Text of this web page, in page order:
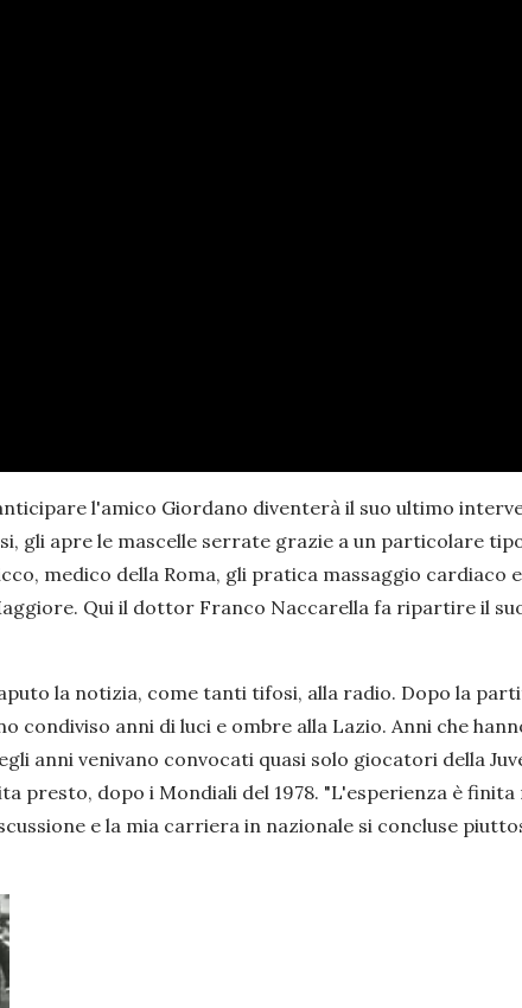
l'amico Giordano diventerà il suo ultimo
gli apre le mascelle serrate grazie a un particolare
medico della Roma, gli pratica massaggio cardiaco
Qui il dottor Franco Naccarella fa ripartire il
la notizia, come tanti tifosi, alla radio. Dopo la
condiviso anni di luci e ombre alla Lazio. Anni che
anni venivano convocati quasi solo giocatori della
presto, dopo i Mondiali del 1978. "L'esperienza è
e la mia carriera in nazionale si concluse